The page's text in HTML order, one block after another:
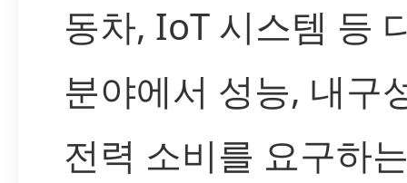
동차, IoT 시스템 등
분야에서 성능, 내구
전력 소비를 요구하